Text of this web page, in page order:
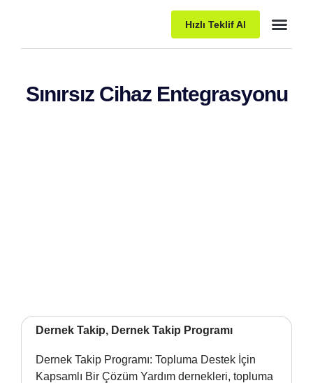
Hızlı Teklif Al
Sınırsız Cihaz Entegrasyonu
Dernek Takip, Dernek Takip Programı
Dernek Takip Programı: Topluma Destek İçin
Kapsamlı Bir Çözüm Yardım dernekleri, topluma